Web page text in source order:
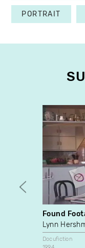
PORTRAIT
Found
Lynn
Docufiction